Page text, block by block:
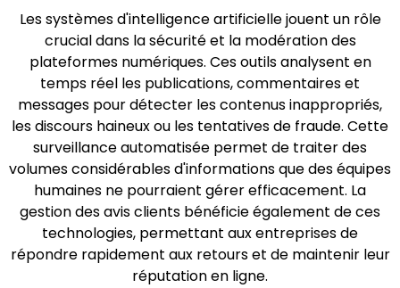
Les systèmes d'intelligence artificielle jouent un rôle
crucial dans la sécurité et la modération des
plateformes numériques. Ces outils analysent en
temps réel les publications, commentaires et
messages pour détecter les contenus inappropriés,
les discours haineux ou les tentatives de fraude. Cette
surveillance automatisée permet de traiter des
volumes considérables d'informations que des équipes
humaines ne pourraient gérer efficacement. La
gestion des avis clients bénéficie également de ces
technologies, permettant aux entreprises de
répondre rapidement aux retours et de maintenir leur
réputation en ligne.